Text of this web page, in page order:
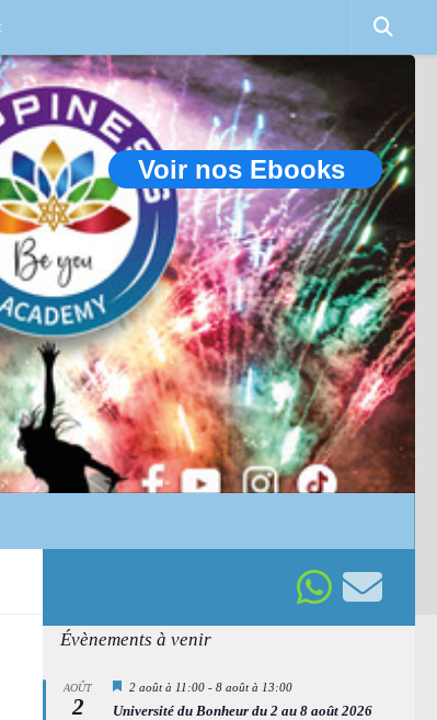
Voir nos Ebooks
Évènements à venir
AOÛT
2
Mis
2 août à 11:00 - 8 août à 13:00
Université du Bonheur du 2 au 8 août 2026